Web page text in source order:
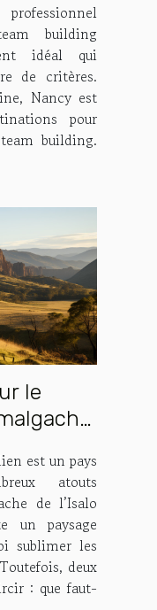
building
idéal qui
de critères.
Nancy est
pour
building.
le
est un pays
atouts
de l’Isalo
un paysage
sublimer les
deux
: que faut-